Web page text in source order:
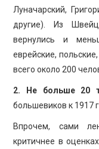
Луначарский,
другие). Из
вернулись и
еврейские,
всего около 200
2. Не больше 20
большевиков к 1917
Впрочем, сами
критичнее в